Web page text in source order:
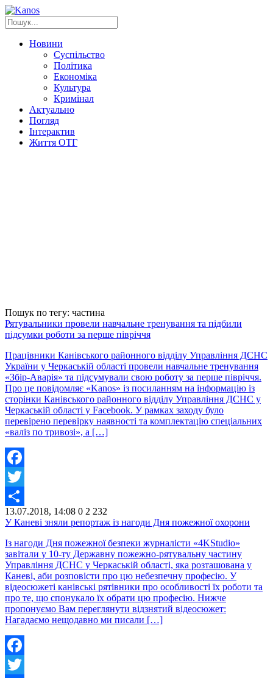
Новини
Суспільство
Політика
Економіка
Культура
Кримінал
Актуально
Погляд
Інтерактив
Життя ОТГ
Пошук по тегу: частина
Рятувальники провели навчальне тренування та підбили
підсумки роботи за перше півріччя
Працівники Канівського районного відділу Управління ДСНС
України у Черкаській області провели навчальне тренування
«Збір-Аварія» та підсумували свою роботу за перше півріччя.
Про це повідомляє «Kanos» із посиланням на інформацію із
сторінки Канівського районного відділу Управління ДСНС у
Черкаській області у Facebook. У рамках заходу було
перевірено перевірку наявності та комплектацію спеціальних
«валіз по тривозі», а […]
Facebook
Twitter
Share
13.07.2018, 14:08 0 2 232
У Каневі зняли репортаж із нагоди Дня пожежної охорони
Із нагоди Дня пожежної безпеки журналісти «4KStudio»
завітали у 10-ту Державну пожежно-рятувальну частину
Управління ДСНС у Черкаській області, яка розташована у
Каневі, аби розповісти про цю небезпечну професію. У
відеосюжеті канівські рятівники про особливості їх роботи та
про те, що спонукало їх обрати цю професію. Нижче
пропонуємо Вам переглянути відзнятий відеосюжет:
Нагадаємо нещодавно ми писали […]
Facebook